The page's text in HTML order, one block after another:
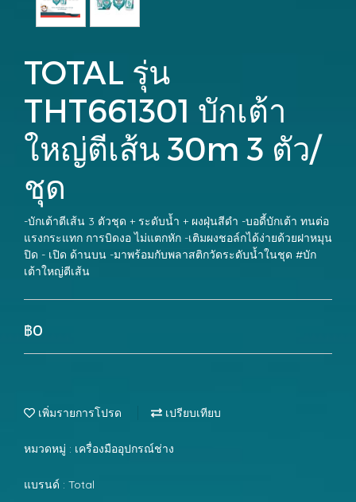
TOTAL รุ่น
THT661301 บักเต้า
ใหญ่ตีเส้น 30m 3 ตัว/
ชุด
-บักเต้าตีเส้น 3 ตัวชุด + ระดับน้ำ + ผงฝุ่นสีดำ -บอดี้บักเต้า ทนต่อ
แรงกระแทก การบิดงอ ไม่แตกหัก -เติมผงชอล์กได้ง่ายด้วยฝาหมุน
ปิด - เปิด ด้านบน -มาพร้อมกับพลาสติกวัดระดับน้ำในชุด #บัก
เต้าใหญ่ตีเส้น
฿0
เพิ่มรายการโปรด เปรียบเทียบ
หมวดหมู่ : เครื่องมืออุปกรณ์ช่าง
แบรนด์ : Total